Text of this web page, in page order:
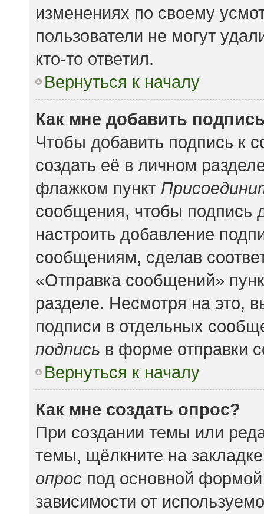
изменениях по своему
пользователи не могут
кто-то ответил.
Вернуться к началу
Как мне добавить
Чтобы добавить подпись к
создать её в личном
флажком пункт
сообщения, чтобы подпись
настроить добавление
сообщениям, сделав
«Отправка сообщений»
разделе. Несмотря на это,
подписи в отдельных
подпись в форме отправки
Вернуться к началу
Как мне создать опрос?
При создании темы или
темы, щёлкните на
опрос под основной
зависимости от